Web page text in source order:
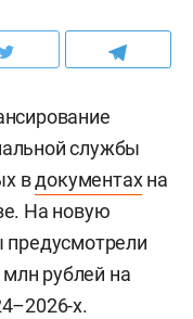
службы
вдокументахна
На новую
предусмотрели
рублей на
х.